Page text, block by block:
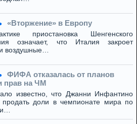
«Вторжение» в Европу
приостановка Шенгенского
означает, что Италия закроет
воздушные…
ФИФА отказалась от планов
прав на ЧМ
известно, что Джанни Инфантино
доли в чемпионате мира по